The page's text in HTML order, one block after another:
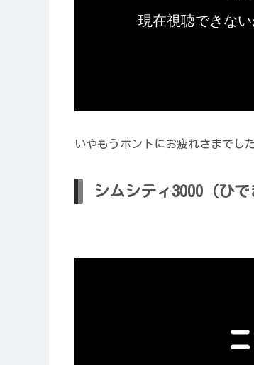
いやもうホントにお疲れさまでし
シムシティ3000（ひで